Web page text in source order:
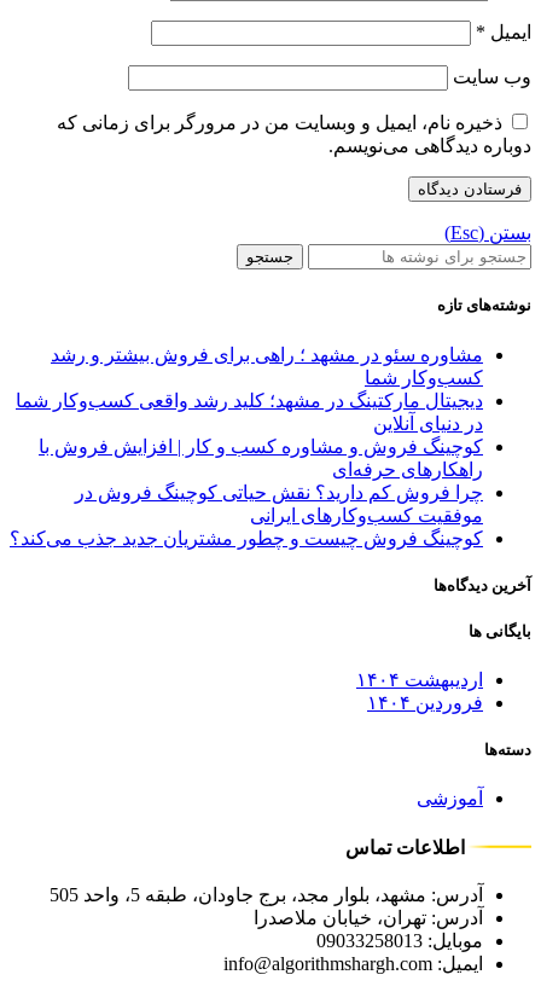
ایمیل *
وب‌ سایت
ذخیره نام، ایمیل و وبسایت من در مرورگر برای زمانی که
دوباره دیدگاهی می‌نویسم.
بستن (Esc)
جستجو
نوشته‌های تازه
مشاوره سئو در مشهد ؛ راهی برای فروش بیشتر و رشد
کسب‌وکار شما
دیجیتال مارکتینگ در مشهد؛ کلید رشد واقعی کسب‌وکار شما
در دنیای آنلاین
کوچینگ فروش و مشاوره کسب‌ و کار | افزایش فروش با
راهکارهای حرفه‌ای
چرا فروش کم دارید؟ نقش حیاتی کوچینگ فروش در
موفقیت کسب‌وکارهای ایرانی
کوچینگ فروش چیست و چطور مشتریان جدید جذب می‌کند؟
آخرین دیدگاه‌ها
بایگانی ها
اردیبهشت ۱۴۰۴
فروردین ۱۴۰۴
دسته‌ها
آموزشی
اطلاعات تماس
آدرس: مشهد، بلوار مجد، برج جاودان، طبقه 5، واحد 505
آدرس: تهران، خیابان ملاصدرا
موبایل: 09033258013
ایمیل: info@algorithmshargh.com